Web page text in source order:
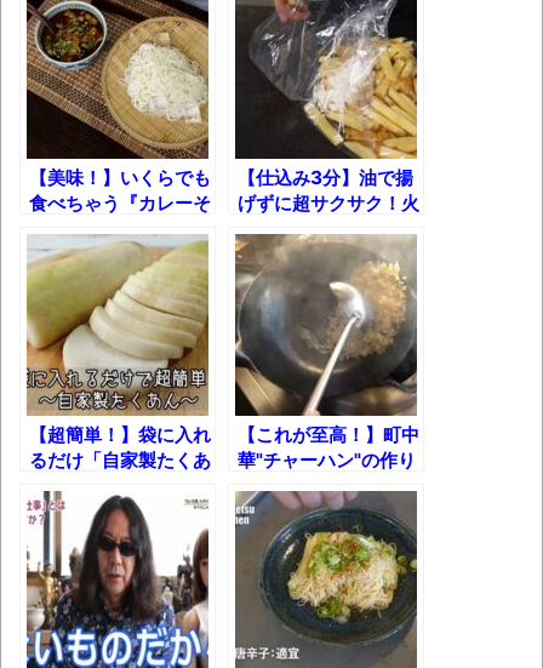
長野県のなめこのデカさが規格外だったｗ
ｗ
新装版「ご冗談でしょう、ファインマンさ
ん（上）（下）」発売
【画像】整形で2400万円超えの美女、水着
グラビアに挑戦
歴ログは10周年ですがnoteに引っ越します
進撃の巨人シーズン7 ファイナルシーズンの
感想
TBS「マツコの知らない世界」スタグル特
集でほとんど紹介されなかったJリーグ…なら
ば自分たちで紹介だ！
時代の流れ
【衝撃】道志村の骨や服、沢の上流から流
されてきた可能性・・・・・・・・・
オーストラリアの男性飛行家 太平洋横断
飛行
作り方
【美味！】いくらでも
食べちゃう『カレーそ
【仕込み3分】油で揚
げずに超サクサク！火
イドポテト』の作り方
【超簡単！】袋に入れ
るだけ「自家製たくあ
【これが至高！】町中
華"チャーハン"の作り